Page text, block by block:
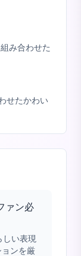
み合わせた
せたかわい
ァン必
しい表現
ョンを厳